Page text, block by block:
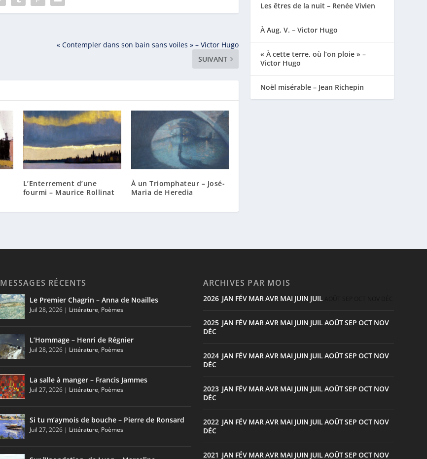
« Contempler dans son bain sans voiles » – Victor Hugo
SUIVANT
L’Enterrement d’une
fourmi – Maurice Rollinat
À un Triomphateur – José-
Maria de Heredia
Les êtres de la nuit – Renée Vivien
À Aug. V. – Victor Hugo
« À cette terre, où l’on ploie » –
Victor Hugo
Noël misérable – Jean Richepin
MESSAGES RÉCENTS
Le Premier Chagrin – Anna de Noailles
Juil 28, 2026 | Littérature, Poèmes
L’Hommage – Henri de Régnier
Juil 28, 2026 | Littérature, Poèmes
La salle à manger – Francis Jammes
Juil 27, 2026 | Littérature, Poèmes
Si tu m’aymois de bouche – Pierre de Ronsard
Juil 27, 2026 | Littérature, Poèmes
ARCHIVES PAR MOIS
2026: JAN FÉV MARAVR MAI JUIN JUIL
2025: JAN FÉV MARAVR MAI JUIN JUILAOÛTSEP OCT NOV
DÉC
2024: JAN FÉV MARAVR MAI JUIN JUILAOÛTSEP OCT NOV
DÉC
2023: JAN FÉV MARAVR MAI JUIN JUILAOÛTSEP OCT NOV
DÉC
2022: JAN FÉV MARAVR MAI JUIN JUILAOÛTSEP OCT NOV
DÉC
2021 JAN FÉV MARAVR MAI JUIN JUILAOÛTSEP OCT NOV